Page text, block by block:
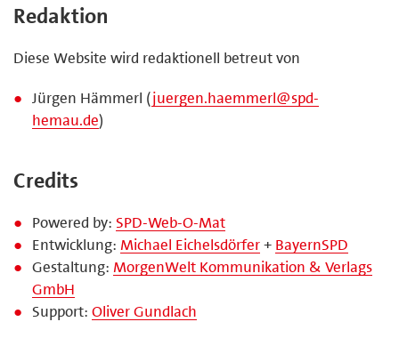
Redaktion
Diese Website wird redaktionell betreut von
Jürgen Hämmerl (juergen.haemmerl@spd-
hemau.de)
Credits
Powered by: SPD-Web-O-Mat
Entwicklung:Michael Eichelsdörfer+ BayernSPD
Gestaltung:MorgenWelt Kommunikation & Verlags
GmbH
Support:Oliver Gundlach